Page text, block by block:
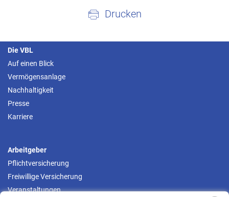
Drucken
Die VBL
Auf einen Blick
Vermögensanlage
Nachhaltigkeit
Presse
Karriere
Arbeitgeber
Pflichtversicherung
Freiwillige Versicherung
Veranstaltungen